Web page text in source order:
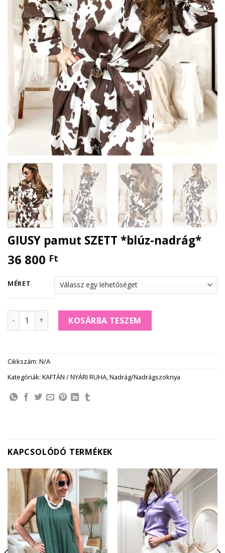
GIUSY pamut SZETT *blúz-nadrág*
36 800 Ft
MÉRET
GIUSY pamut SZETT *blúz-nadrág* mennyiség
KOSÁRBA TESZEM
Cikkszám: N/A
Kategóriák: KAFTÁN / NYÁRI RUHA,Nadrág/Nadrágszoknya
KAPCSOLÓDÓ TERMÉKEK